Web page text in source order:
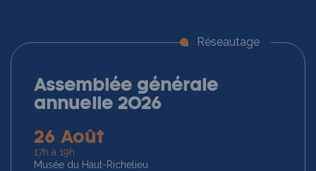
Réseautage
Assemblée générale
annuelle 2026
26 Août
17h à 19h
Musée du Haut-Richelieu